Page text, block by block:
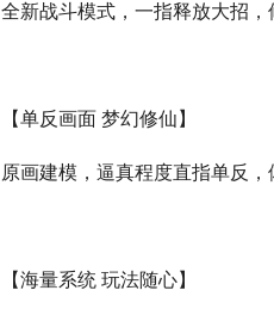
全新战斗模式，一指释放大招
【单反画面 梦幻修仙】
原画建模，逼真程度直指单反
【海量系统 玩法随心】